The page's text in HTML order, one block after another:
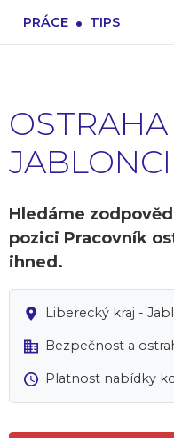
PRÁCE . TIPS
Hledáme
pozici Pracovník
ihned.
Liberecký kraj -
Bezpečnost a
Platnost nabídky